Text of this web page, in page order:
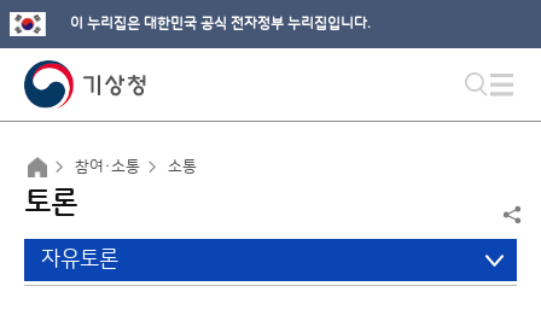
이 누리집은 대한민국 공식 전자정부 누리집입니다.
참여·소통 소통
토론
자유토론